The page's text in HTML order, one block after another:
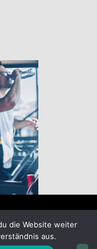
| BODY-
die Website weiter
aus.